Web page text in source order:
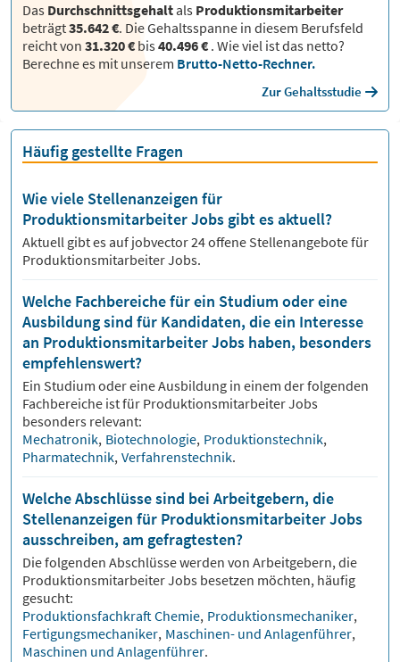
Das Durchschnittsgehaltals Produktionsmitarbeiter
beträgt35.642 €. Die Gehaltsspanne in diesem Berufsfeld
reicht von 31.320 € bis40.496 € . Wie viel ist das netto?
Berechne es mit unserem Brutto-Netto-Rechner.
Zur Gehaltsstudie
Häufig gestellte Fragen
Wie viele Stellenanzeigen für
Produktionsmitarbeiter Jobs gibt es aktuell?
Aktuell gibt es auf jobvector24offene Stellenangebote für
Produktionsmitarbeiter Jobs.
Welche Fachbereiche für ein Studium oder eine
Ausbildung sind für Kandidaten, die ein Interesse
an Produktionsmitarbeiter Jobs haben, besonders
empfehlenswert?
Ein Studium oder eine Ausbildung in einem der folgenden
Fachbereiche ist für ProduktionsmitarbeiterJobs
besonders relevant:
Mechatronik, Biotechnologie, Produktionstechnik,
Pharmatechnik, Verfahrenstechnik.
Welche Abschlüsse sind bei Arbeitgebern, die
Stellenanzeigen für Produktionsmitarbeiter Jobs
ausschreiben, am gefragtesten?
Die folgenden Abschlüsse werden von Arbeitgebern, die
ProduktionsmitarbeiterJobs besetzen möchten, häufig
gesucht:
Produktionsfachkraft Chemie, Produktionsmechaniker,
Fertigungsmechaniker, Maschinen- und Anlagenführer,
Maschinen und Anlagenführer.